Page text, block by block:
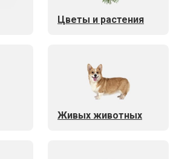
Цветы и растения
Живых животных